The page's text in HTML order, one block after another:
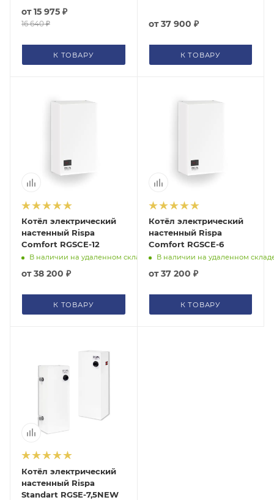
от15 975 ₽
16 640 ₽
К ТОВАРУ
от37 900 ₽
К ТОВАРУ
Котёл электрический
настенный Rispa
Comfort RGSCE-12
В наличии на удаленном складе
от38 200 ₽
К ТОВАРУ
Котёл электрический
настенный Rispa
Comfort RGSCE-6
В наличии на удаленном
от37 200 ₽
К ТОВАРУ
Котёл электрический
настенный Rispa
Standart RGSE-7,5NEW